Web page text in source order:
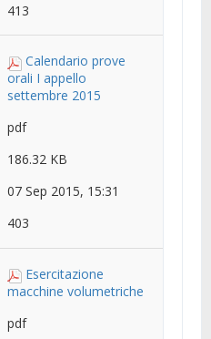
413
Calendario prove
orali I appello
settembre 2015
pdf
186.32 KB
07 Sep 2015, 15:31
403
Esercitazione
macchine volumetriche
pdf